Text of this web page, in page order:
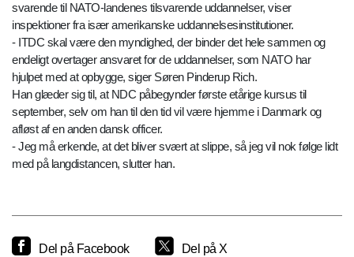
svarende til NATO-landenes tilsvarende uddannelser, viser
inspektioner fra især amerikanske uddannelsesinstitutioner.
- ITDC skal være den myndighed, der binder det hele sammen og
endeligt overtager ansvaret for de uddannelser, som NATO har
hjulpet med at opbygge, siger Søren Pinderup Rich.
Han glæder sig til, at NDC påbegynder første etårige kursus til
september, selv om han til den tid vil være hjemme i Danmark og
afløst af en anden dansk officer.
- Jeg må erkende, at det bliver svært at slippe, så jeg vil nok følge lidt
med på langdistancen, slutter han.
Del på Facebook Del på X